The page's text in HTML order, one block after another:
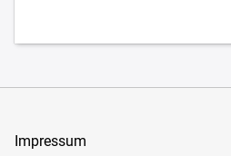
Impressum